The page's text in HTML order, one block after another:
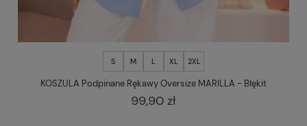
S M L XL 2XL
KOSZULA Podpinane Rękawy Oversize MARILLA - Błękit
99,90 zł